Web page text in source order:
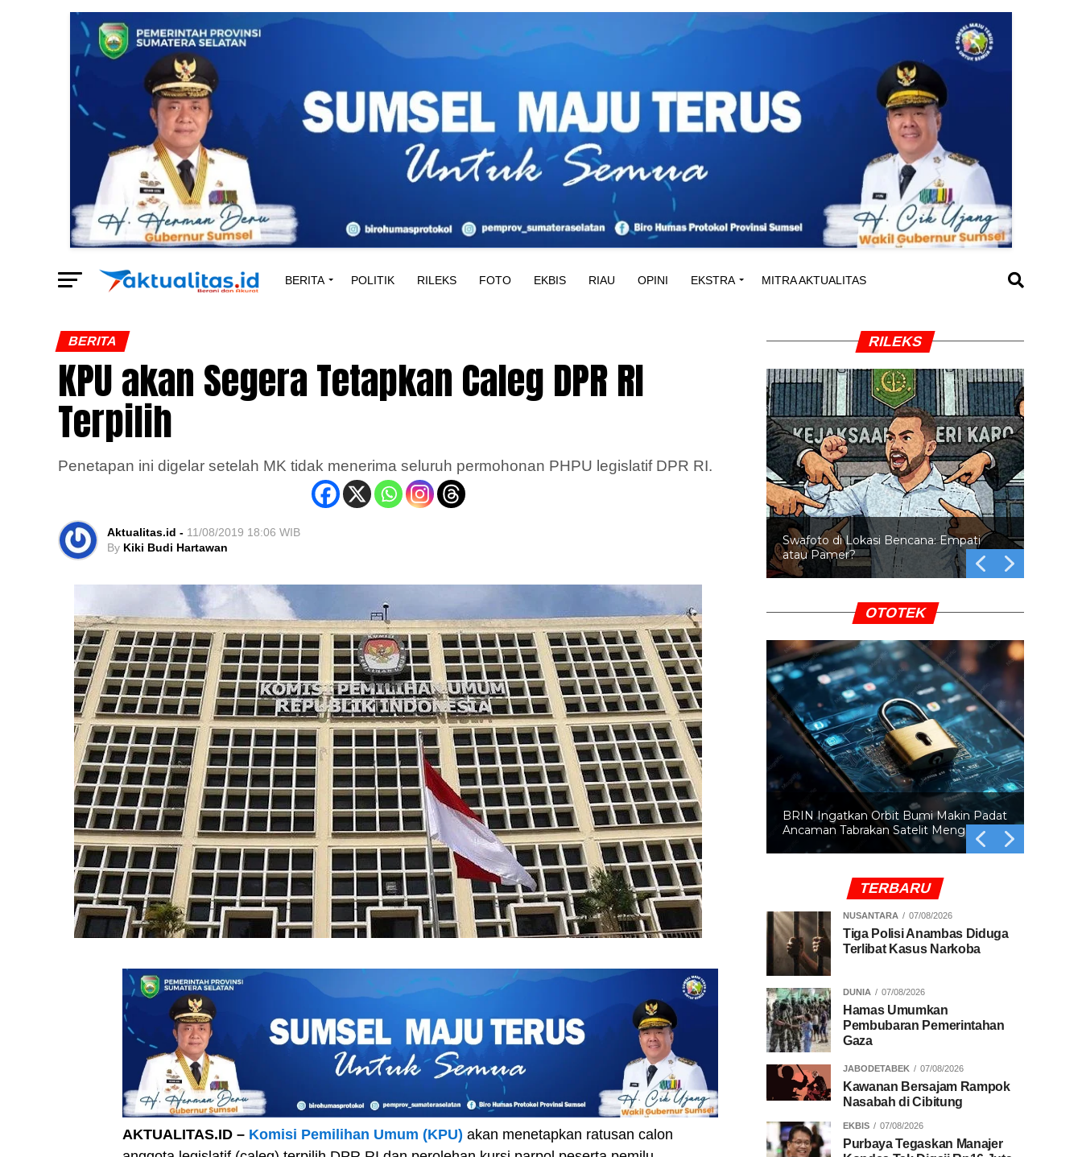
BERITA POLITIK RILEKS FOTO EKBIS RIAU OPINI EKSTRA MITRA AKTUALITAS
BERITA
KPU akan Segera Tetapkan Caleg DPR RI
Terpilih
Penetapan ini digelar setelah MK tidak menerima seluruh permohonan PHPU legislatif DPR RI.
Aktualitas.id - 11/08/2019 18:06 WIB
By Kiki Budi Hartawan
AKTUALITAS.ID – Komisi Pemilihan Umum (KPU) akan menetapkan ratusan calon
RILEKS
Swafoto di Lokasi Bencana: Empati
atau Pamer?
OTOTEK
BRIN Ingatkan Orbit Bumi Makin Padat
Ancaman Tabrakan Satelit Mengintai
TERBARU
NUSANTARA 07/08/2026
Tiga Polisi Anambas Diduga
Terlibat Kasus Narkoba
DUNIA 07/08/2026
Hamas Umumkan
Pembubaran Pemerintahan
Gaza
JABODETABEK 07/08/2026
Kawanan Bersajam Rampok
Nasabah di Cibitung
EKBIS 07/08/2026
Purbaya Tegaskan Manajer